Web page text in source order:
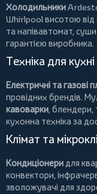
Холодильники
Whirlpool висотою
та напівавтомат,
гарантією виробника.
Техніка для кухні
Електричні та газові
провідних брендів.
кавоварки,блендери,
кухонна техніка за
Клімат та
Кондиціонеридля
конвектори,
зволожувачі для